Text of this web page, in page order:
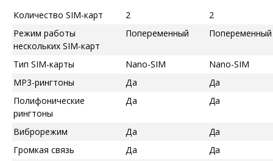
Количество SIM-карт
2
2
Режим работы
нескольких SIM-карт
Попеременный Попеременный
Тип SIM-карты Nano-SIM
Nano-SIM
MP3-рингтоны
Да
Да
Полифонические
рингтоны
Да Да
Виброрежим Да
Да
Громкая связь
Да
Да